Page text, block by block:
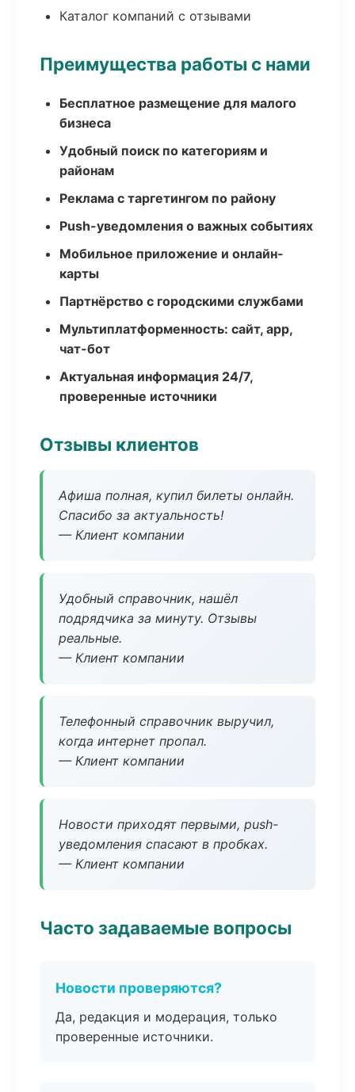
Каталог компаний с отзывами
Преимущества работы с нами
Бесплатное размещение для малого
бизнеса
Удобный поиск по категориям и
районам
Реклама с таргетингом по району
Push-уведомления о важных событиях
Мобильное приложение и онлайн-
карты
Партнёрство с городскими службами
Мультиплатформенность: сайт, app,
чат-бот
Актуальная информация 24/7,
проверенные источники
Отзывы клиентов
Афиша полная, купил билеты онлайн.
Спасибо за актуальность!
— Клиент компании
Удобный справочник, нашёл
подрядчика за минуту. Отзывы
реальные.
— Клиент компании
Телефонный справочник выручил,
когда интернет пропал.
— Клиент компании
Новости приходят первыми, push-
уведомления спасают в пробках.
— Клиент компании
Часто задаваемые вопросы
Новости проверяются?
Да, редакция и модерация, только
проверенные источники.